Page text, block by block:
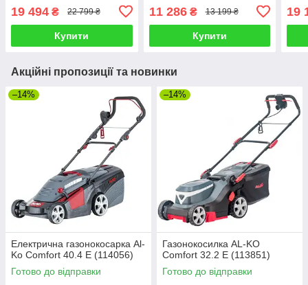
19 494 ₴ 22 799 ₴
Купити
11 286₴ 13 199 ₴
Купити
19
Акційні пропозиції та новинки
–14%
Електрична газонокосарка Al-
Ko Comfort 40.4 E (114056)
Готово до відправки
–14%
Газонокосилка AL-KO
Comfort 32.2 E (113851)
Готово до відправки